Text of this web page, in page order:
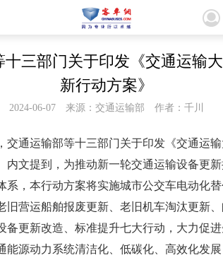
十三部门关于印发《交通运输
新行动方案》
2024-06-07 来源：交通运输部 作者：千川
交通运输部等十三部门关于印发《交通运
内文提到，为推动新一轮交通运输设备更
系，本行动方案将实施城市公交车电动化
旧营运船舶报废更新、老旧机车淘汰更新
备更新改造、标准提升七大行动，大力促
能源动力系统清洁化、低碳化、高效化发